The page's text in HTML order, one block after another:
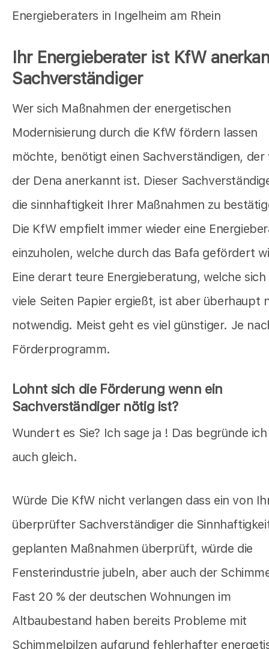
Energieberaters in Ingelheim am Rhein
Ihr Energieberater ist KfW
Sachverständiger
Wer sich Maßnahmen der energetischen
Modernisierung durch die KfW fördern lassen
möchte, benötigt einen Sachverständigen, der
der Dena anerkannt ist. Dieser
die sinnhaftigkeit Ihrer Maßnahmen zu
Die KfW empfielt immer wieder eine
einzuholen, welche durch das Bafa gefördert
Eine derart teure Energieberatung, welche
viele Seiten Papier ergießt, ist aber überhaupt
notwendig. Meist geht es viel günstiger. Je
Förderprogramm.
Lohnt sich die Förderung wenn ein
Sachverständiger nötig ist?
Wundert es Sie? Ich sage ja ! Das begründe
auch gleich.
Würde Die KfW nicht verlangen dass ein von
überprüfter Sachverständiger die
geplanten Maßnahmen überprüft, würde die
Fensterindustrie jubeln, aber auch der
Fast 20 % der deutschen Wohnungen im
Altbaubestand haben bereits Probleme mit
Schimmelpilzen aufgrund fehlerhafter